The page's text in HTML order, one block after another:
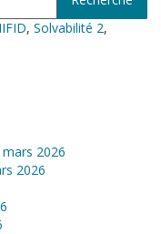
, Solvabilité 2,
2026
2026